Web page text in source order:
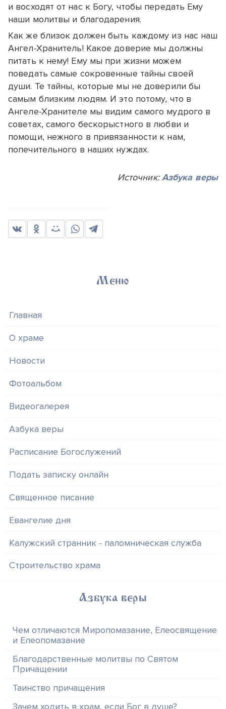
и восходят от нас к Богу, чтобы передать Ему
наши молитвы и благодарения.
Как же близок должен быть каждому из нас наш
Ангел-Хранитель! Какое доверие мы должны
питать к нему! Ему мы при жизни можем
поведать самые сокровенные тайны своей
души. Те тайны, которые мы не доверили бы
самым близким людям. И это потому, что в
Ангеле-Хранителе мы видим самого мудрого в
советах, самого бескорыстного в любви и
помощи, нежного в привязанности к нам,
попечительного в наших нуждах.
Источник:Азбука веры
Меню
Главная
О храме
Новости
Фотоальбом
Видеогалерея
Азбука веры
Расписание Богослужений
Подать записку онлайн
Священное писание
Евангелие дня
Калужский странник - паломническая служба
Строительство храма
Азбука веры
Чем отличаются Миропомазание, Елеосвящение
и Елеопомазание
Благодарственные молитвы по Святом
Причащении
Таинство причащения
Зачем ходить в храм, если Бог в душе?